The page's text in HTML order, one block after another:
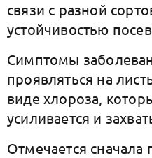
связи с разной
устойчивостью
Симптомы
проявляться на
виде хлороза,
усиливается и
Отмечается